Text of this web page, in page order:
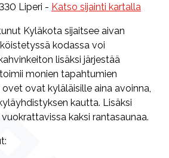
Liperi - Katso sijainti kartalla
Kyläkota sijaitsee aivan
kodassa voi
lisäksi järjestää
monien tapahtumien
ovat kyläläisille aina avoinna,
kautta. Lisäksi
kaksi rantasaunaa.